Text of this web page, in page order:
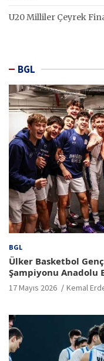
U20 Milliler Çeyrek
BGL
BGL
Ülker Basketbol
Şampiyonu Anadolu
17 Mayıs 2026 Kemal